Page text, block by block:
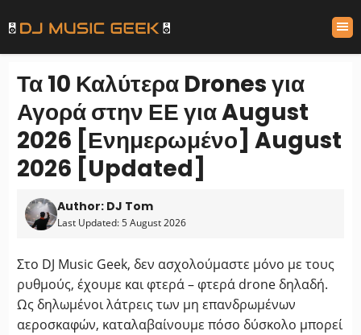
Τα 10 Καλύτερα Drones για
Αγορά στην ΕΕ για August
2026 [Ενημερωμένο] August
2026 [Updated]
Author: DJ Tom
Last Updated: 5 August 2026
Στο DJ Music Geek, δεν ασχολούμαστε μόνο με τους
ρυθμούς, έχουμε και φτερά – φτερά drone δηλαδή.
Ως δηλωμένοι λάτρεις των μη επανδρωμένων
αεροσκαφών, καταλαβαίνουμε πόσο δύσκολο μπορεί